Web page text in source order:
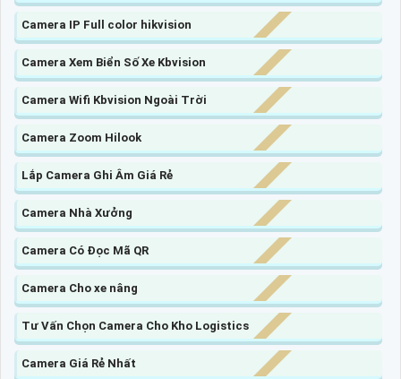
Camera IP Full color hikvision
Camera Xem Biển Số Xe Kbvision
Camera Wifi Kbvision Ngoài Trời
Camera Zoom Hilook
Lắp Camera Ghi Âm Giá Rẻ
Camera Nhà Xưởng
Camera Có Đọc Mã QR
Camera Cho xe nâng
Tư Vấn Chọn Camera Cho Kho Logistics
Camera Giá Rẻ Nhất